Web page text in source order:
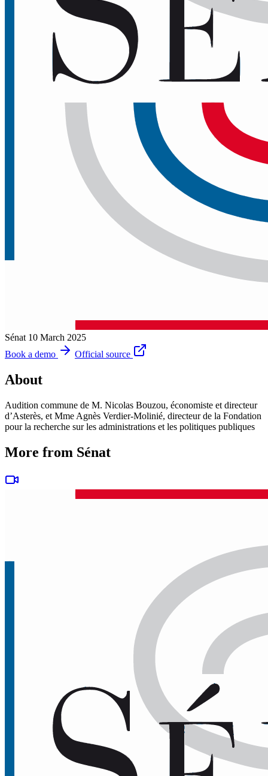
Sénat 10 March 2025
Book a demo
Official source
About
Audition commune de M. Nicolas Bouzou, économiste et directeur
d’Asterès, et Mme Agnès Verdier-Molinié, directeur de la Fondation
pour la recherche sur les administrations et les politiques publiques
More from Sénat